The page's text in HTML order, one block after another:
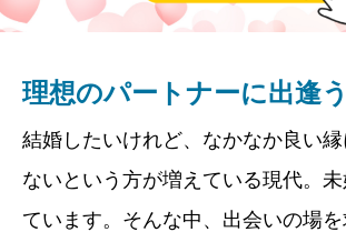
理想のパートナーに出逢う
結婚したいけれど、なかなか良い縁
ないという方が増えている現代。
ています。 そんな中、出会いの場